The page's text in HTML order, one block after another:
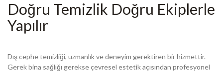
Doğru Temizlik Doğru Ekiplerle
Yapılır
Dış cephe temizliği, uzmanlık ve deneyim gerektiren bir hizmettir.
Gerek bina sağlığı gerekse çevresel estetik açısından profesyonel